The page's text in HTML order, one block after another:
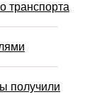
транспорта
получили